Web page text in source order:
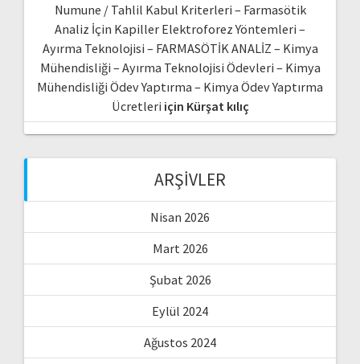
Numune / Tahlil Kabul Kriterleri – Farmasötik
Analiz İçin Kapiller Elektroforez Yöntemleri –
Ayırma Teknolojisi – FARMASÖTİK ANALİZ – Kimya
Mühendisliği – Ayırma Teknolojisi Ödevleri – Kimya
Mühendisliği Ödev Yaptırma – Kimya Ödev Yaptırma
Ücretleri için Kürşat kılıç
ARŞIVLER
Nisan 2026
Mart 2026
Şubat 2026
Eylül 2024
Ağustos 2024